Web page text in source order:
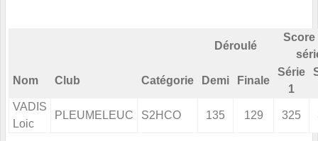
Déroulé
Score
Nom Club Catégorie Demi Finale
Série
1
VADIS
Loic
PLEUMELEUC S2HCO 135 129 325